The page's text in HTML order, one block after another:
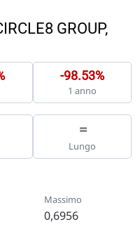
GROUP,
-98.53%
1 anno
=
Lungo
Massimo
0,6956